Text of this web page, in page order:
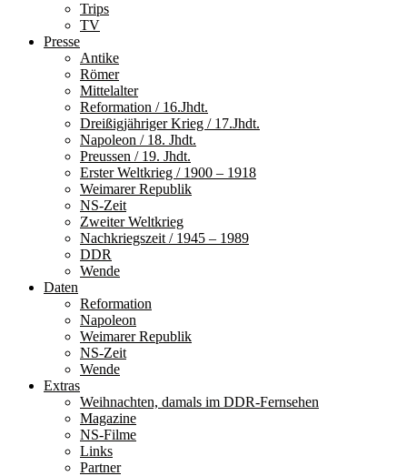
Trips
TV
Presse
Antike
Römer
Mittelalter
Reformation / 16.Jhdt.
Dreißigjähriger Krieg / 17.Jhdt.
Napoleon / 18. Jhdt.
Preussen / 19. Jhdt.
Erster Weltkrieg / 1900 – 1918
Weimarer Republik
NS-Zeit
Zweiter Weltkrieg
Nachkriegszeit / 1945 – 1989
DDR
Wende
Daten
Reformation
Napoleon
Weimarer Republik
NS-Zeit
Wende
Extras
Weihnachten, damals im DDR-Fernsehen
Magazine
NS-Filme
Links
Partner